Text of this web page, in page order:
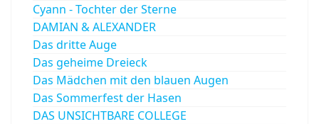
Cyann - Tochter der Sterne
DAMIAN & ALEXANDER
Das dritte Auge
Das geheime Dreieck
Das Mädchen mit den blauen Augen
Das Sommerfest der Hasen
DAS UNSICHTBARE COLLEGE